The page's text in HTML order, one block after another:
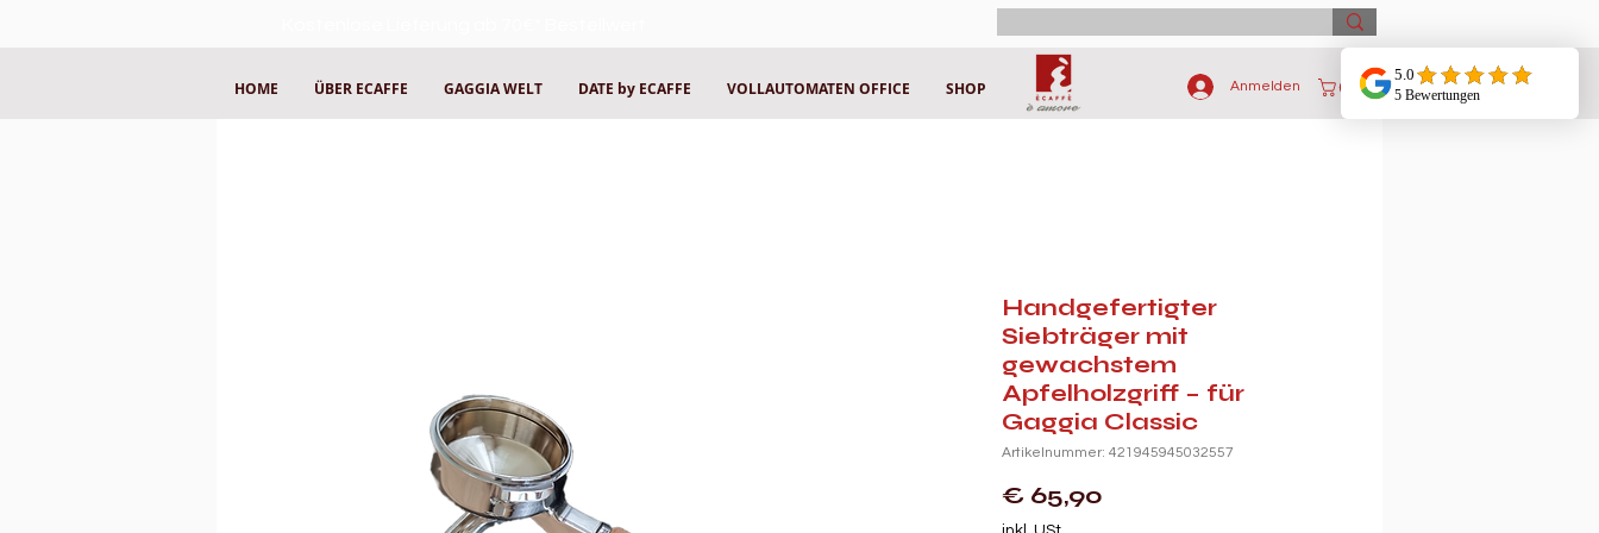
HOME ÜBER ECAFFE GAGGIA WELT DATE by ECAFFE VOLLAUTOMATEN OFFICE SHOP Anmelden
Handgefertigter
Siebträger mit
gewachstem
Apfelholzgriff – für
Gaggia Classic
Artikelnummer: 421945945032557
€ 65,90